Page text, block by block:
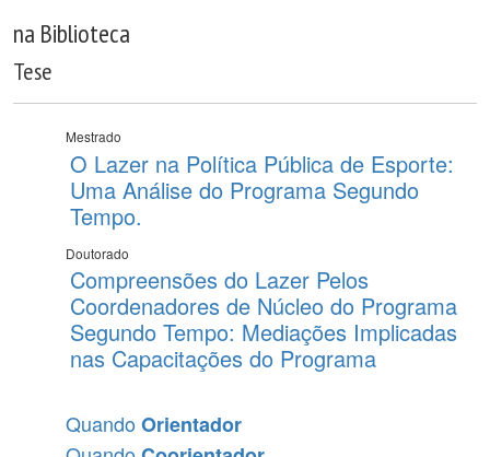
na Biblioteca
Tese
Mestrado
O Lazer na Política Pública de Esporte:
Uma Análise do Programa Segundo
Tempo.
Doutorado
Compreensões do Lazer Pelos
Coordenadores de Núcleo do Programa
Segundo Tempo: Mediações Implicadas
nas Capacitações do Programa
Quando Orientador